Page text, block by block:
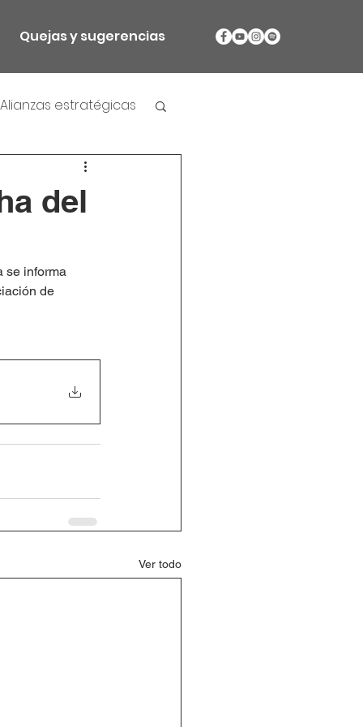
Quejas y sugerencias
Alianzas estratégicas
del
se informa
de
Ver todo